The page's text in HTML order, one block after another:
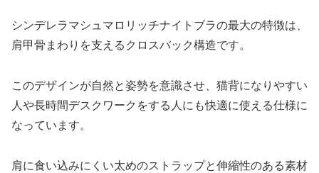
シンデレラマシュマロリッチナイトブラの最大の特徴は、
肩甲骨まわりを支えるクロスバック構造です。
このデザインが自然と姿勢を意識させ、猫背になりやすい
人や長時間デスクワークをする人にも快適に使える仕様に
なっています。
肩に食い込みにくい太めのストラップと伸縮性のある素材